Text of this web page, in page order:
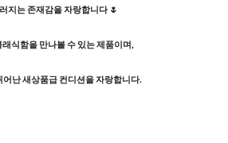
지는 존재감을 자랑합니다 🌷
래식함을 만나볼 수 있는 제품이며,
어난 새상품급 컨디션을 자랑합니다.